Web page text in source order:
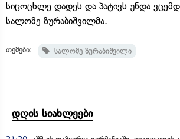
სიცოცხლე დადეს და პატივს უნდა
სალომე ზურაბიშვილმა.
თემები: სალომე ზურაბიშვილი
დღის სიახლეები